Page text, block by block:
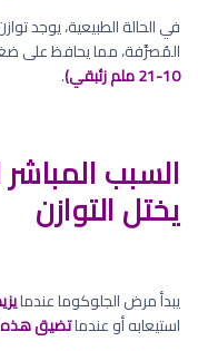
في الحالة الطبيعية، يوجد
المُصرَّفة، مما يحافظ على
10-21 ملم زئبقي)
.
السبب المباشر
يختل التوازن
يبدأ مرض الجلوكوما عندما
استيعابه أو عندماتضيق هذه